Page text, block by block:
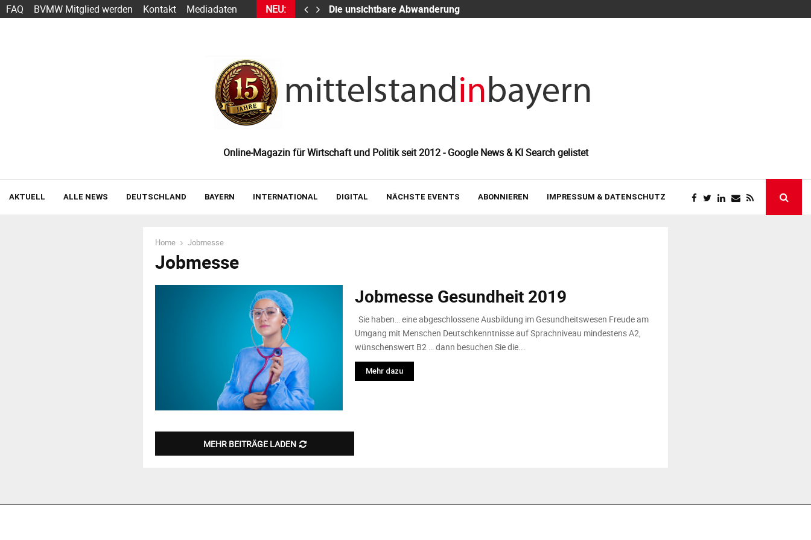
FAQ BVMW Mitglied werden Kontakt Mediadaten NEU:
Effizienzpotenziale im Lager übersehen Die unsichtbare Abwanderung
Online-Magazin für Wirtschaft und Politik seit 2012 - Google News & KI Search gelistet
AKTUELL ALLE NEWS DEUTSCHLAND BAYERN INTERNATIONAL DIGITAL NÄCHSTE EVENTS ABONNIEREN IMPRESSUM & DATENSCHUTZ
Home Jobmesse
Jobmesse
Jobmesse Gesundheit 2019
Sie haben… eine abgeschlossene Ausbildung im Gesundheitswesen Freude am
Umgang mit Menschen Deutschkenntnisse auf Sprachniveau mindestens A2,
wünschenswert B2 … dann besuchen Sie die...
Mehr dazu
MEHR BEITRÄGE LADEN